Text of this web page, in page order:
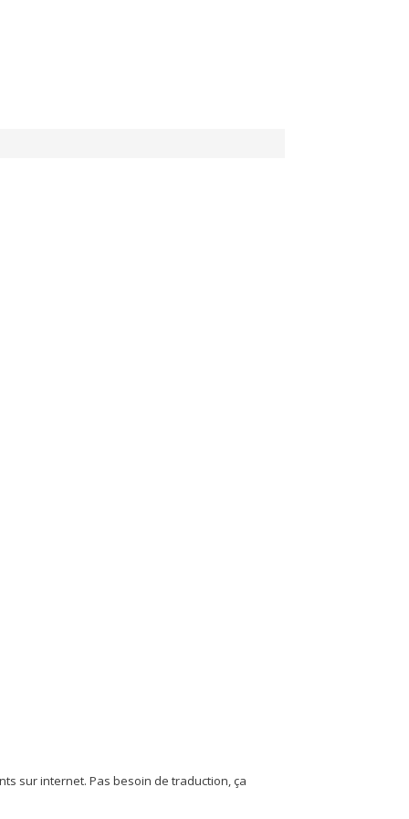
sur internet. Pas besoin de traduction, ça